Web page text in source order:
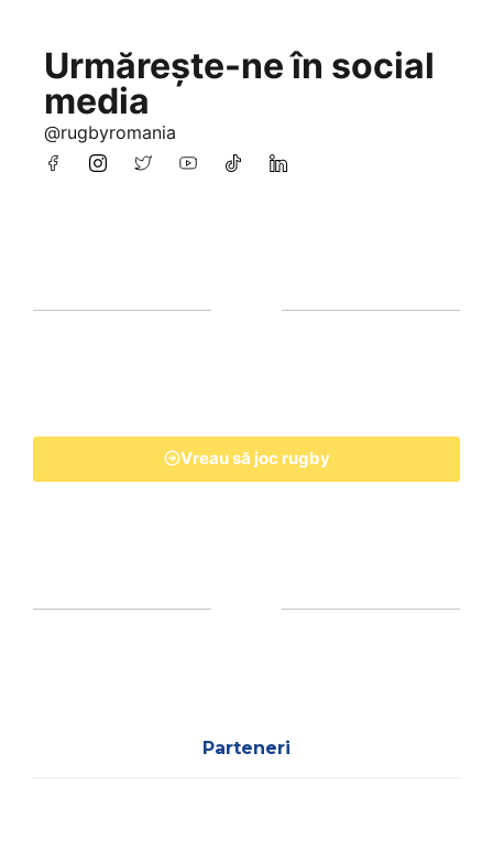
Urmărește-ne în social
media
@rugbyromania
Vreau să joc rugby
Parteneri